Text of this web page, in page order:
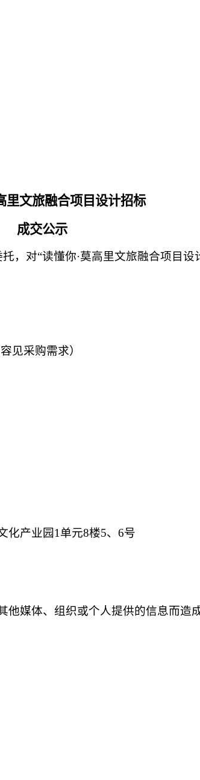
里文旅融合项目设计招标
成交公示
对“读懂你·莫高里文旅融合项目
见采购需求）
化产业园1单元8楼5、6号
媒体、组织或个人提供的信息而造